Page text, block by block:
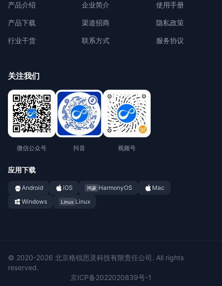
产品介绍
产品下载
行业干货
企业简介
渠道招商
联系方式
使用手册
隐私政策
服务协议
关注我们
微信公众号 抖音 视频号
应用下载
Android iOS 鸿蒙 HarmonyOS
Mac
Windows
Linux Linux
© 2020-2026 北京格锐思灵科技有限责任公司. All rights
reserved.
京ICP备2022020839号-1